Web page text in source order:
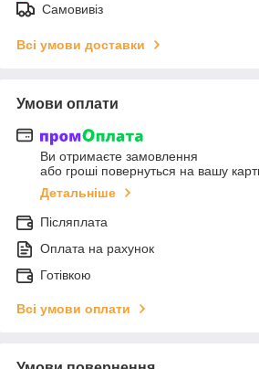
Самовивіз
Всі умови доставки
Умови оплати
Ви отримаєте замовлення
або гроші повернуться на вашу
Детальніше
Післяплата
Оплата на рахунок
Готівкою
Всі умови оплати